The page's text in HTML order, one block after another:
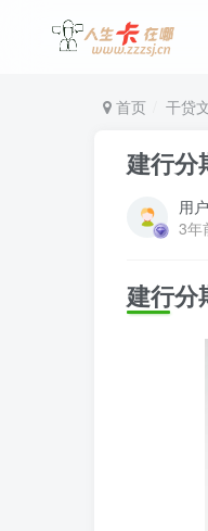
首页 干贷
建行分
用
3年
建行分